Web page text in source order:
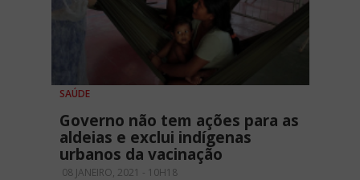
SAÚDE
Governo não tem ações para as
aldeias e exclui indígenas
urbanos da vacinação
08 JANEIRO, 2021 - 10H18